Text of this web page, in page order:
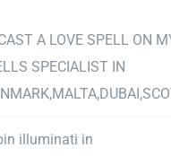
A LOVE SPELL ON
SPECIALIST IN
illuminati in